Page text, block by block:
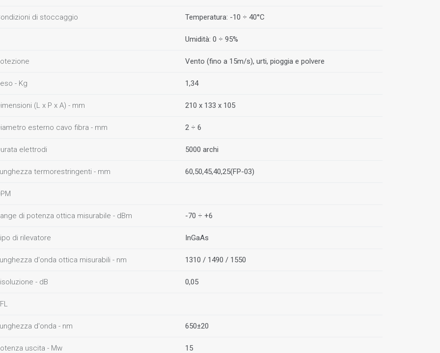
di stoccaggio Temperatura: -10 ÷ 40°C
Umidità: 0 ÷ 95%
Vento (fino a 15m/s), urti, pioggia e polvere
- Kg 1,34
(L x P x A) - mm 210 x 133 x 105
esterno cavo fibra - mm 2 ÷ 6
elettrodi 5000 archi
termorestringenti - mm 60,50,45,40,25(FP-03)
di potenza ottica misurabile - dBm -70 ÷ +6
di rilevatore InGaAs
d'onda ottica misurabili - nm 1310 / 1490 / 1550
- dB 0,05
d'onda - nm 650±20
uscita - Mw 15